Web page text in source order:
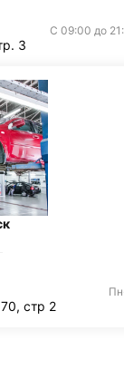
С 09:00 до
3
стр 2